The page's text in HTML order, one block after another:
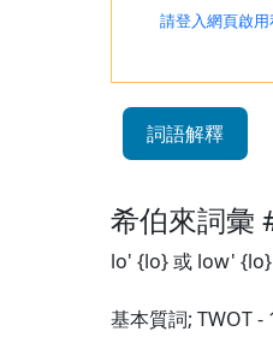
請登入網頁啟用
詞語解釋
希伯來詞彙
lo' {lo} 或 low'
基本質詞; TWOT -